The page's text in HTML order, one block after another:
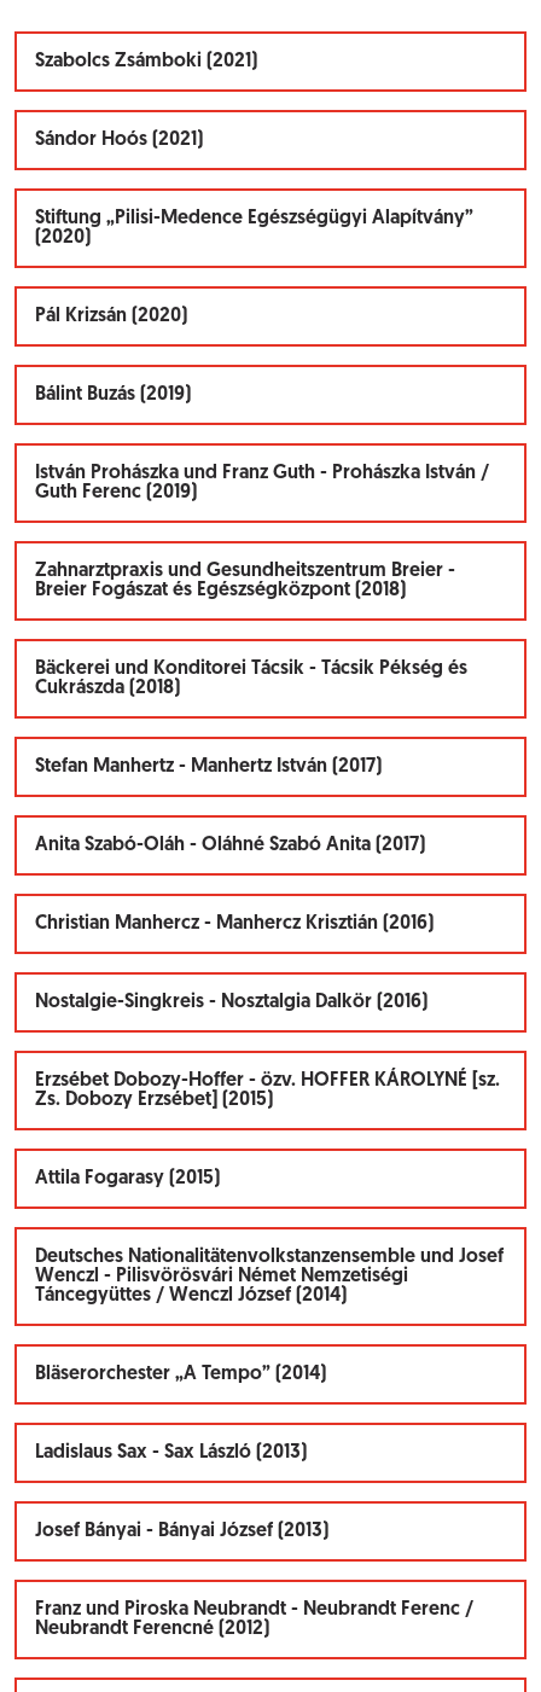
Szabolcs Zsámboki (2021)
Sándor Hoós (2021)
Stiftung „Pilisi-Medence Egészségügyi Alapítvány”
(2020)
Pál Krizsán (2020)
Bálint Buzás (2019)
István Prohászka und Franz Guth - Prohászka István /
Guth Ferenc (2019)
Zahnarztpraxis und Gesundheitszentrum Breier -
Breier Fogászat és Egészségközpont (2018)
Bäckerei und Konditorei Tácsik - Tácsik Pékség és
Cukrászda (2018)
Stefan Manhertz - Manhertz István (2017)
Anita Szabó-Oláh - Oláhné Szabó Anita (2017)
Christian Manhercz - Manhercz Krisztián (2016)
Nostalgie-Singkreis - Nosztalgia Dalkör (2016)
Erzsébet Dobozy-Hoffer - özv. HOFFER KÁROLYNÉ [sz.
Zs. Dobozy Erzsébet] (2015)
Attila Fogarasy (2015)
Deutsches Nationalitätenvolkstanzensemble und Josef
Wenczl - Pilisvörösvári Német Nemzetiségi
Táncegyüttes / Wenczl József (2014)
Bläserorchester „A Tempo” (2014)
Ladislaus Sax - Sax László (2013)
Josef Bányai - Bányai József (2013)
Franz und Piroska Neubrandt - Neubrandt Ferenc /
Neubrandt Ferencné (2012)